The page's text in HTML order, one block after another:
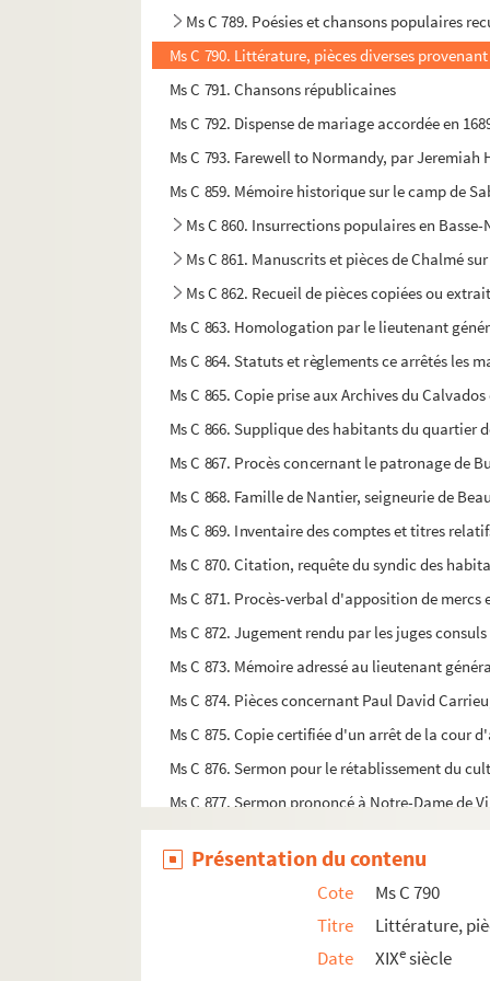
Ms C 789. Poésies et chansons populaires
Ms C 790. Littérature, pièces diverses
Ms C 791. Chansons républicaines
Ms C 792. Dispense de mariage accordée en
Ms C 793. Farewell to Normandy, par Jeremiah
Ms C 859. Mémoire historique sur le camp de
Ms C 860. Insurrections populaires en
Ms C 861. Manuscrits et pièces de Chalmé
Ms C 862. Recueil de pièces copiées ou
Ms C 863. Homologation par le lieutenant
Ms C 864. Statuts et règlements ce arrêtés les
Ms C 865. Copie prise aux Archives du
Ms C 866. Supplique des habitants du quartier
Ms C 867. Procès concernant le patronage de
Ms C 868. Famille de Nantier, seigneurie de
Ms C 869. Inventaire des comptes et titres
Ms C 870. Citation, requête du syndic des
Ms C 871. Procès-verbal d'apposition de
Ms C 872. Jugement rendu par les juges
Ms C 873. Mémoire adressé au lieutenant
Ms C 874. Pièces concernant Paul David
Ms C 875. Copie certifiée d'un arrêt de la cour
Ms C 876. Sermon pour le rétablissement du
Ms C 877. Sermon prononcé à Notre-Dame
Ms C 878. Déclaration de Jules Vaudry, ex-
Ms C 879. Poésies
Ms C 880. Copies de poèmes, poésies, etc.
Ms C 881. Note de diverses oeuvres
Ms C 882. Consutation sur la quadrature
Présentation du contenu
Cote
Ms C 790
Titre
Littérature,
Date
XIXesiècle